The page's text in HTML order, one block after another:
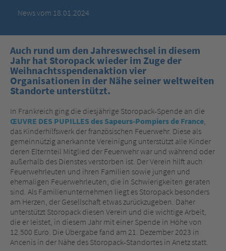
News vom 18.01.2024
Auch rund um den Jahreswechsel in diesem
Jahr hat Storopack wieder im Zuge der
Weihnachtsspendenaktion vier
Organisationen in der Nähe seiner weltweiten
Standorte unterstützt.
In Frankreich ging die diesjährige Storopack-Spende an die
ŒUVRE DES PUPILLES des Sapeurs-Pompiers de France
das Kinderhilfswerk der französischen Feuerwehr. Diese als
gemeinnützig anerkannte Vereinigung unterstützt alle Kinder
deren Elternteil Mitglied der Feuerwehr war und während oder
außerhalb des Dienstes verstorben ist. Der Verein hilft auch
Feuerwehrleuten und ihren Familien sowie jungen und
ehemaligen Feuerwehrleuten, die in Schwierigkeiten geraten
sind. Als Familienunternehmen liegt es Storopack besonders
am Herzen, der Gesellschaft etwas zurückzugeben. Daher
unterstützt Storopack diesen Verein und die wichtige Arbeit,
die er leistet, in diesem Jahr mit einer Spende in Höhe von
12.500 Euro. Die Übergabe fand am 21. Dezember 2023 in
Ancenis in der Nähe des Storopack-Standortes in Anetz statt.